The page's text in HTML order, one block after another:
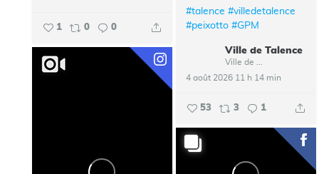
1 0 0
#talence #villedetalence
#peixotto #GPM
Ville de Talence
4 août 2026 11 h 14 min
53 3 1